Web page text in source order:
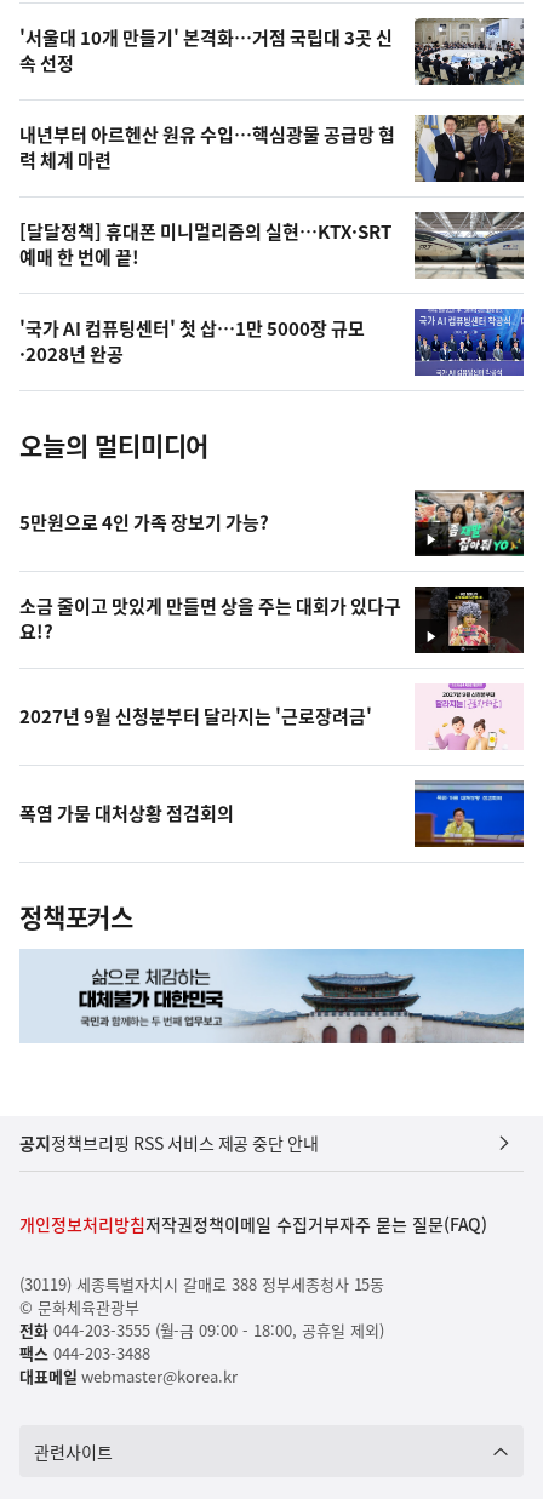
오
늘
의
영
상
오
늘
의
사
진
'서울대 10개 만들기' 본격화…거점 국립대 3곳 신
속 선정
내년부터 아르헨산 원유 수입…핵심광물 공급망 협
력 체계 마련
[달달정책] 휴대폰 미니멀리즘의 실현…KTX·SRT
예매 한 번에 끝!
'국가 AI 컴퓨팅센터' 첫 삽…1만 5000장 규모
·2028년 완공
오늘의 멀티미디어
영
상
5만원으로 4인 가족 장보기 가능?
영
상
소금 줄이고 맛있게 만들면 상을 주는 대회가 있다구
요!?
2027년 9월 신청분부터 달라지는 '근로장려금'
폭염 가뭄 대처상황 점검회의
정책포커스
공지정책브리핑 RSS 서비스 제공 중단 안내
개인정보처리방침저작권정책이메일 수집거부자주 묻는 질문(FAQ)
(30119) 세종특별자치시 갈매로 388 정부세종청사 15동
© 문화체육관광부
전화044-203-3555 (월-금 09:00 - 18:00, 공휴일 제외)
팩스044-203-3488
대표메일 webmaster@korea.kr
관련사이트